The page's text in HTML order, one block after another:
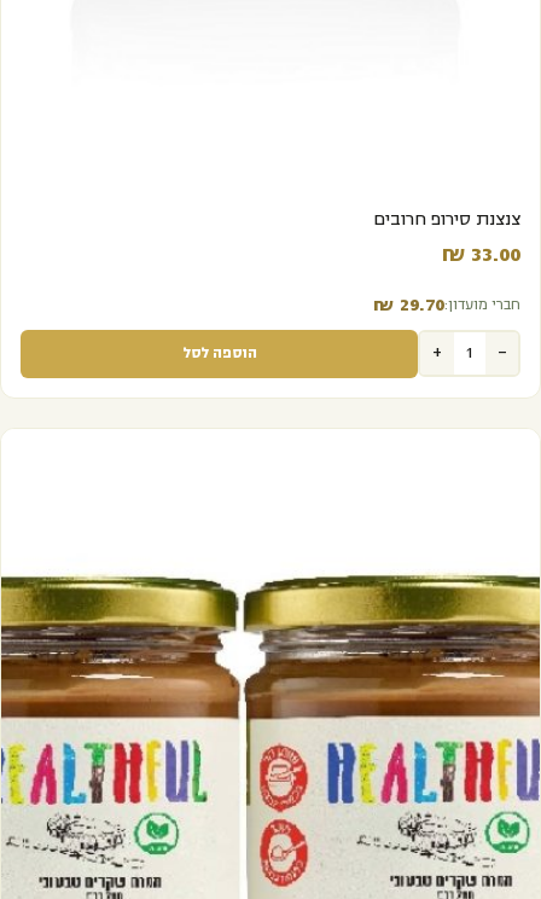
צנצנת סירופ חרובים
₪ 33.00‬
חברי מועדון: ₪ 29.70‬
-
+ הוספה לסל